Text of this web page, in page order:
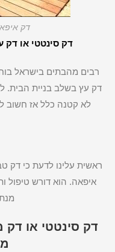
דק
דק סינטטי או
רבים מהבתים בישראל
דק עץ בשלב בניית הבית.
לא קטנה כלל אז חשוב
ראשית עלינו לדעת כי דק
איפאה. הוא דורש טיפול
דק סינטטי או דק